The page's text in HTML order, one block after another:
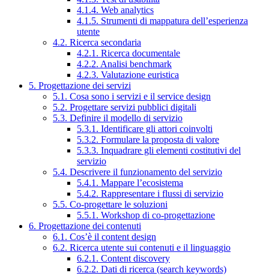
4.1.4. Web analytics
4.1.5. Strumenti di mappatura dell’esperienza
utente
4.2. Ricerca secondaria
4.2.1. Ricerca documentale
4.2.2. Analisi benchmark
4.2.3. Valutazione euristica
5. Progettazione dei servizi
5.1. Cosa sono i servizi e il service design
5.2. Progettare servizi pubblici digitali
5.3. Definire il modello di servizio
5.3.1. Identificare gli attori coinvolti
5.3.2. Formulare la proposta di valore
5.3.3. Inquadrare gli elementi costitutivi del
servizio
5.4. Descrivere il funzionamento del servizio
5.4.1. Mappare l’ecosistema
5.4.2. Rappresentare i flussi di servizio
5.5. Co-progettare le soluzioni
5.5.1. Workshop di co-progettazione
6. Progettazione dei contenuti
6.1. Cos’è il content design
6.2. Ricerca utente sui contenuti e il linguaggio
6.2.1. Content discovery
6.2.2. Dati di ricerca (search keywords)